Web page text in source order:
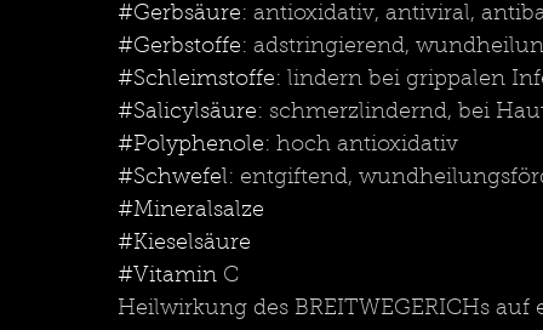
#Gerbsäure: antioxidativ, antiviral,
#Gerbstoffe: adstringierend,
#Schleimstoffe: lindern bei grippalen
#Salicylsäure: schmerzlindernd, bei
#Polyphenole: hoch antioxidativ
#Schwefel: entgiftend,
#Mineralsalze
#Kieselsäure
#Vitamin C
Heilwirkung des BREITWEGERICHs auf